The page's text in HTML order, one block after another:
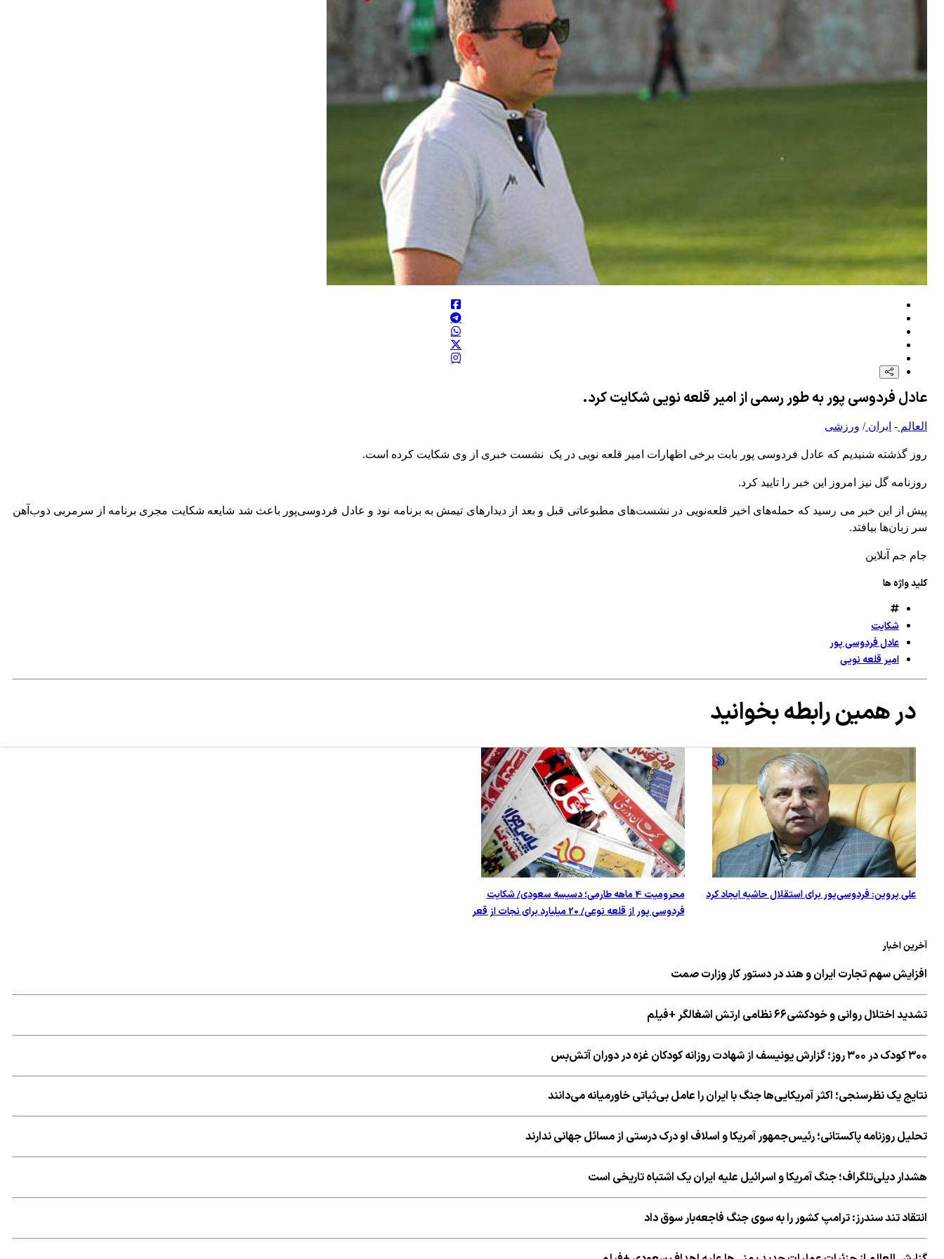
نتایج یک نظرسنجی؛ اکثر آمریکایی‌ها جنگ با ایران را عامل بی‌ثباتی خاورمیانه می‌دانند
تحلیل روزنامه پاکستانی؛ رئیس‌جمهور آمریکا و اسلاف او درک درستی از مسائل جهانی ندارند
عادل فردوسی پور به طور رسمی از امیر قلعه نویی شکایت کرد.
العالم - ایران/ ورزشی
روز گذشته شنیدیم که عادل فردوسی پور بابت برخی اظهارات امیر قلعه نویی در یک نشست خبری از وی شکایت کرده است.
روزنامه گل نیز امروز این خبر را تایید کرد.
پیش از این خبر می رسید که حمله‌های اخیر قلعه‌نویی در نشست‌های مطبوعاتی قبل و بعد از دیدارهای تیمش به برنامه نود و عادل فردوسی‌پور باعث شد شایعه شکایت مجری برنامه از سرمربی ذوب‌آهن
سر زبان‌ها بیافتد.
جام جم آنلاین
کلید واژه ها
شکایت
عادل فردوسی پور
امیر قلعه نویی
در همین رابطه بخوانید
علی پروین: فردوسی‌پور برای استقلال حاشیه ایجاد کرد
محرومیت 4 ماهه طارمی؛ دسیسه سعودی/ شکایت
فردوسی پور از قلعه نوعی/ 20 میلیارد برای نجات از قعر
آخرین اخبار
افزایش سهم تجارت ایران و هند در دستور کار وزارت صمت
تشدید اختلال روانی و خودکشی۶۶ نظامی ارتش اشغالگر +فیلم
۳۰۰ کودک در ۳۰۰ روز؛ گزارش یونیسف از شهادت روزانه کودکان غزه در دوران آتش‌بس
نتایج یک نظرسنجی؛ اکثر آمریکایی‌ها جنگ با ایران را عامل بی‌ثباتی خاورمیانه می‌دانند
تحلیل روزنامه پاکستانی؛ رئیس‌جمهور آمریکا و اسلاف او درک درستی از مسائل جهانی ندارند
هشدار دیلی‌تلگراف؛ جنگ آمریکا و اسرائیل علیه ایران یک اشتباه تاریخی است
انتقاد تند سندرز: ترامپ کشور را به سوی جنگ فاجعه‌بار سوق داد